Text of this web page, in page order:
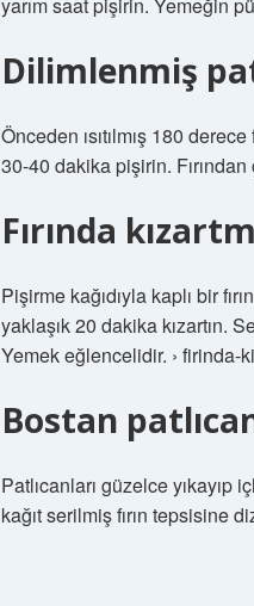
Dilimlenmiş
Önceden ısıtılmış 180
30-40 dakika pişirin.
Fırında
Pişirme kağıdıyla kaplı bir
yaklaşık 20 dakika kızartın.
Yemek eğlencelidir. › firinda-
Bostan
Patlıcanları güzelce
kağıt serilmiş fırın tepsisine